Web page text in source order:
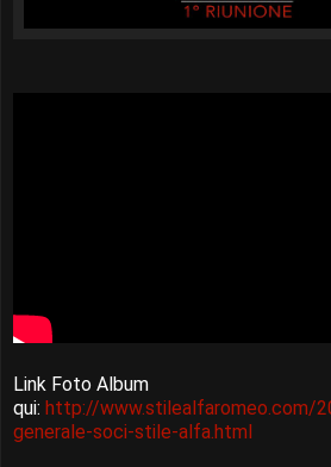
Link Foto Album
qui: http://www.stilealfaromeo.com/
generale-soci-stile-alfa.html